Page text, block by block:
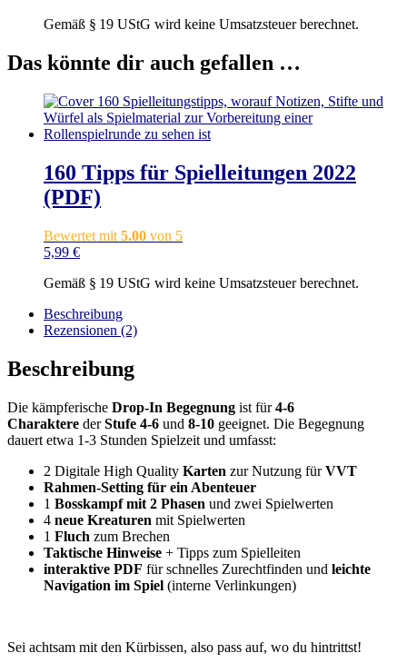
Gemäß § 19 UStG wird keine Umsatzsteuer berechnet.
Das könnte dir auch gefallen …
160 Tipps für Spielleitungen 2022
(PDF)
Bewertet mit 5.00 von 5
5,99 €
Gemäß § 19 UStG wird keine Umsatzsteuer berechnet.
Beschreibung
Rezensionen (2)
Beschreibung
Die kämpferische Drop-In Begegnung ist für4-6
Charaktere derStufe 4-6 und 8-10 geeignet. Die Begegnung
dauert etwa 1-3 Stunden Spielzeit und umfasst:
2 Digitale High Quality Karten zur Nutzung fürVVT
Rahmen-Setting für ein Abenteuer
1 Bosskampf mit 2 Phasen und zwei Spielwerten
4 neue Kreaturen mit Spielwerten
1 Fluch zum Brechen
Taktische Hinweise + Tipps zum Spielleiten
interaktive PDF für schnelles Zurechtfinden und leichte
Navigation im Spiel (interne Verlinkungen)
Sei achtsam mit den Kürbissen, also pass auf, wo du hintrittst!